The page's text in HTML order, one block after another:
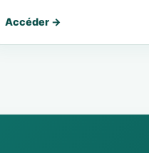
Accéder →